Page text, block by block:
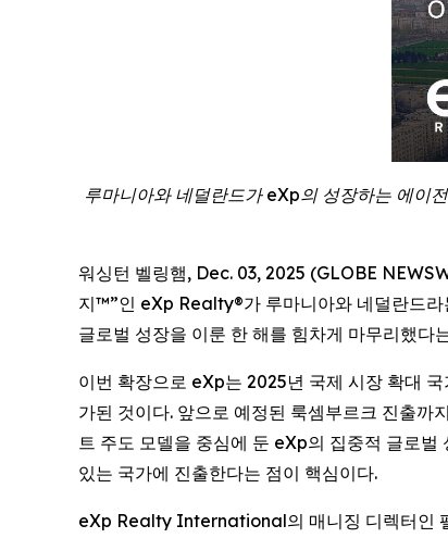
루마니아와 네덜란드가 eXp의 성장하는 에이
워싱턴 벨링햄, Dec. 03, 2025 (GLOBE
지™”인 eXp Realty®가 루마니아와 네덜란드라
글로벌 성장을 이룬 한 해를 힘차게 마무리했다
이번 확장으로 eXp는 2025년 국제 시장 확대
가된 것이다. 앞으로 예정된 룩셈부르크 진출까
트 주도 모델을 중심에 둔 eXp의 집중적 글로
있는 국가에 진출한다는 점이 핵심이다.
eXp Realty International의 매니징 디렉터인